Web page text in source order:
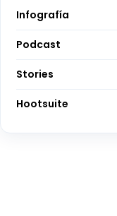
Infografía
Podcast
Stories
Hootsuite